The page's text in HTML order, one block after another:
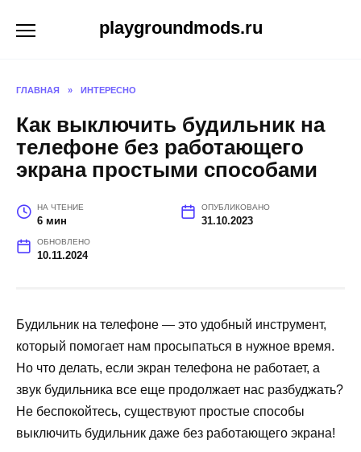
playgroundmods.ru
ГЛАВНАЯ » ИНТЕРЕСНО
Как выключить будильник на
телефоне без работающего
экрана простыми способами
НА ЧТЕНИЕ
6 мин
ОПУБЛИКОВАНО
31.10.2023
ОБНОВЛЕНО
10.11.2024
Будильник на телефоне — это удобный инструмент,
который помогает нам просыпаться в нужное время.
Но что делать, если экран телефона не работает, а
звук будильника все еще продолжает нас разбуджать?
Не беспокойтесь, существуют простые способы
выключить будильник даже без работающего экрана!